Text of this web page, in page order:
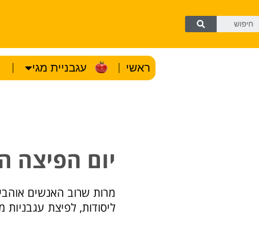
ראשי עגבניית מגי
יום הפיצה
מרות שרוב האנשים
ליסודות, לפיצת